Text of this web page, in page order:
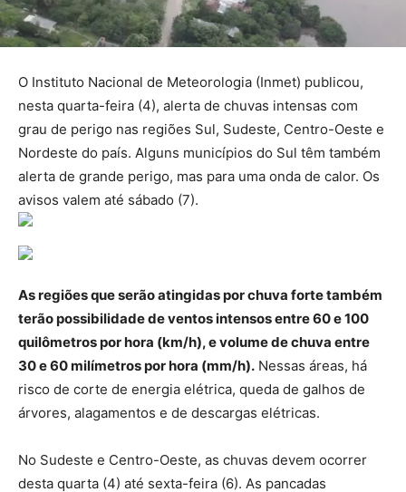
O Instituto Nacional de Meteorologia (Inmet) publicou,
nesta quarta-feira (4), alerta de chuvas intensas com
grau de perigo nas regiões Sul, Sudeste, Centro-Oeste e
Nordeste do país. Alguns municípios do Sul têm também
alerta de grande perigo, mas para uma onda de calor. Os
avisos valem até sábado (7).
As regiões que serão atingidas por chuva forte também
terão possibilidade de ventos intensos entre 60 e 100
quilômetros por hora (km/h), e volume de chuva entre
30 e 60 milímetros por hora (mm/h). Nessas áreas, há
risco de corte de energia elétrica, queda de galhos de
árvores, alagamentos e de descargas elétricas.
No Sudeste e Centro-Oeste, as chuvas devem ocorrer
desta quarta (4) até sexta-feira (6). As pancadas